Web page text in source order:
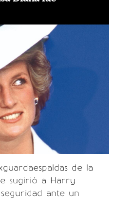
de la
sugirió a Harry
ante un